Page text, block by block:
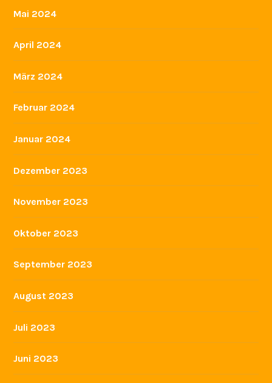
Mai 2024
April 2024
März 2024
Februar 2024
Januar 2024
Dezember 2023
November 2023
Oktober 2023
September 2023
August 2023
Juli 2023
Juni 2023